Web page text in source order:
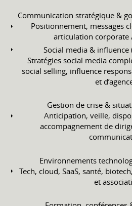
Communication stratégique &
Positionnement, messages
articulation corporate
Social media & influence
Stratégies social media
social selling, influence
et
Gestion de crise &
Anticipation, veille,
accompagnement de
Environnements
Tech, cloud, SaaS, santé,
et